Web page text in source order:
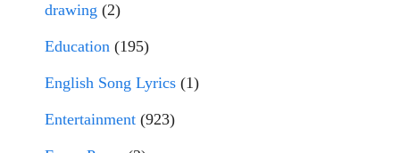
drawing (2)
Education (195)
English Song Lyrics (1)
Entertainment (923)